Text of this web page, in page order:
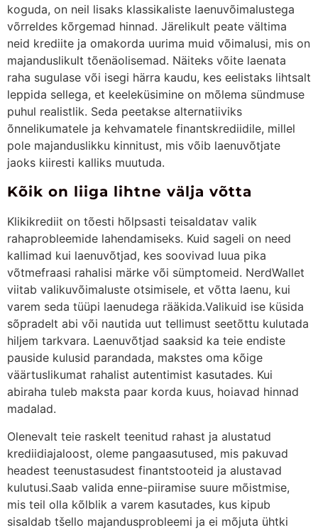
koguda, on neil lisaks klassikaliste laenuvõimalustega
võrreldes kõrgemad hinnad. Järelikult peate vältima
neid krediite ja omakorda uurima muid võimalusi, mis on
majanduslikult tõenäolisemad. Näiteks võite laenata
raha sugulase või isegi härra kaudu, kes eelistaks lihtsalt
leppida sellega, et keeleküsimine on mõlema sündmuse
puhul realistlik. Seda peetakse alternatiiviks
õnnelikumatele ja kehvamatele finantskrediidile, millel
pole majanduslikku kinnitust, mis võib laenuvõtjate
jaoks kiiresti kalliks muutuda.
Kõik on liiga lihtne välja võtta
Klikikrediit on tõesti hõlpsasti teisaldatav valik
rahaprobleemide lahendamiseks. Kuid sageli on need
kallimad kui laenuvõtjad, kes soovivad luua pika
võtmefraasi rahalisi märke või sümptomeid. NerdWallet
viitab valikuvõimaluste otsimisele, et võtta laenu, kui
varem seda tüüpi laenudega rääkida.Valikuid ise küsida
sõpradelt abi või nautida uut tellimust seetõttu kulutada
hiljem tarkvara. Laenuvõtjad saaksid ka teie endiste
pauside kulusid parandada, makstes oma kõige
väärtuslikumat rahalist autentimist kasutades. Kui
abiraha tuleb maksta paar korda kuus, hoiavad hinnad
madalad.
Olenevalt teie raskelt teenitud rahast ja alustatud
krediidiajaloost, oleme pangaasutused, mis pakuvad
headest teenustasudest finantstooteid ja alustavad
kulutusi.Saab valida enne-piiramise suure mõistmise,
mis teil olla kõlblik a varem kasutades, kus kipub
sisaldab tšello majandusprobleemi ja ei mõjuta ühtki